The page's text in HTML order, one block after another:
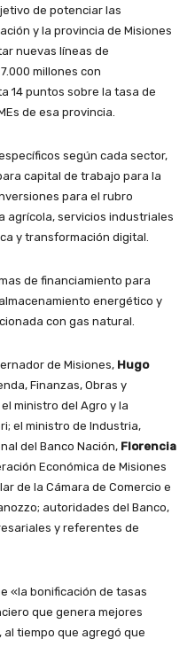
de potenciar las
y la provincia de Misiones
nuevas líneas de
millones con
14 puntos sobre la tasa de
de esa provincia.
según cada sector,
capital de trabajo para la
para el rubro
agrícola, servicios industriales
y transformación digital.
de financiamiento para
energético y
con gas natural.
de Misiones, Hugo
Finanzas, Obras y
ministro del Agro y la
el ministro de Industria,
del Banco Nación, Florencia
Económica de Misiones
de la Cámara de Comercio e
autoridades del Banco,
y referentes de
«la bonificación de tasas
que genera mejores
al tiempo que agregó que